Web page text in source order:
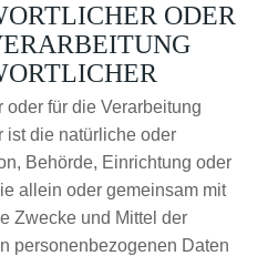
ODER
oder für die Verarbeitung
ist die natürliche oder
Behörde, Einrichtung oder
allein oder gemeinsam mit
Zwecke und Mittel der
personenbezogenen Daten